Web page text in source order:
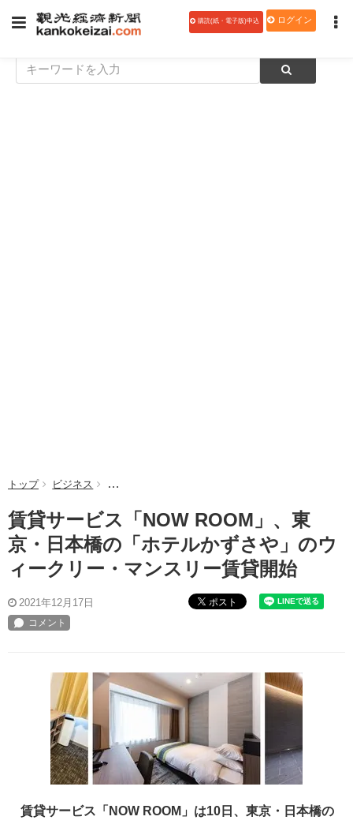
購読(紙・電子版)申込 ログイン
トップ ビジネス 賃貸サービス「NOW ROOM」、東京・日本橋の
賃貸サービス「NOW ROOM」、東
京・日本橋の「ホテルかずさや」のウ
ィークリー・マンスリー賃貸開始
2021年12月17日 ポスト
賃貸サービス「NOW ROOM」は10日、東京・日本橋の